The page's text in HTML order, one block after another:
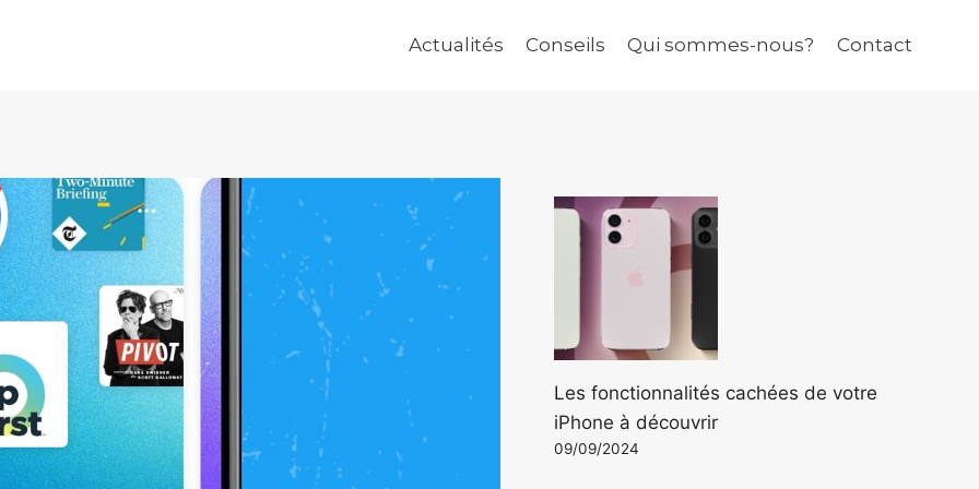
Actualités Conseils Qui sommes-nous? Contact
Les fonctionnalités cachées de votre
iPhone à découvrir
09/09/2024